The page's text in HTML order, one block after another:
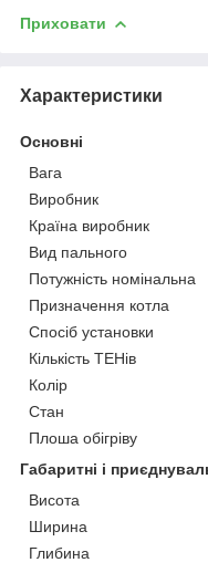
Приховати
Характеристики
Основні
Вага
Виробник
Країна виробник
Вид пального
Потужність номінальна
Призначення котла
Спосіб установки
Кількість ТЕНів
Колір
Стан
Плоша обігріву
Габаритні і
Висота
Ширина
Глибина